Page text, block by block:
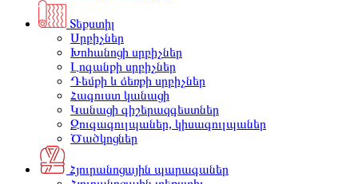
Տեքստիլ
Սրբիչներ
Խոհանոցի սրբիչներ
Լոգանքի սրբիչներ
Դեմքի և ձեռքի սրբիչներ
Հագուստ կանացի
Կանացի գիշերազգեստներ
Զուգագուլպաներ, կիսագուլպաներ
Ծածկոցներ
Հյուրանոցային պարագաներ